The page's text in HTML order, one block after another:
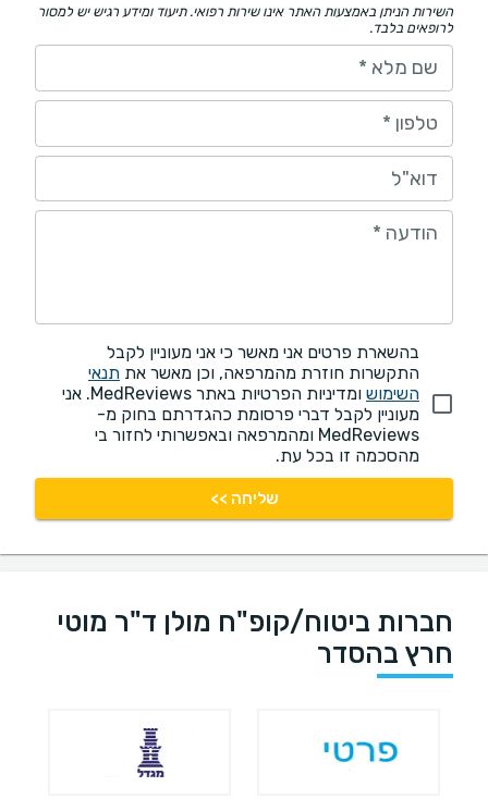
השירות הניתן באמצעות האתר אינו שירות רפואי. תיעוד ומידע רגיש יש למסור
לרופאים בלבד.
שם מלא *
טלפון *
דוא"ל
הודעה *
בהשארת פרטים אני מאשר כי אני מעוניין לקבל
התקשרות חוזרת מהמרפאה, וכן מאשר את תנאי
השימוש
ומדיניות הפרטיות באתר MedReviews. אני
מעוניין לקבל דברי פרסומת כהגדרתם בחוק מ-
MedReviews ומהמרפאה ובאפשרותי לחזור בי
מהסכמה זו בכל עת.
שליחה >>
חברות ביטוח/קופ"ח מולן ד"ר מוטי
חרץ בהסדר